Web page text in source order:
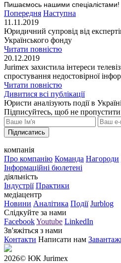
Пишаємось нашими спеціалістами!
Попередня Наступна
11.11.2019
Юридичний супровід від
Українського фонду
Читати повністю
20.12.2019
Jurimex захистила інтереси
спростування недостовірної
Читати повністю
Дивитися всі публікації
Юристи аналізують події в
Підписуйтесь, щоб не
Підписатись
компанія
Про компанію Команда Нагороди
Інформаційні бюлетені
діяльність
Індустрії Практики
медіацентр
Новини Аналітика Події Jurblog
Слідкуйте за нами
FacebookYoutube LinkedIn
Зв'яжіться з нами
Контакти Написати нам
2026© ЮК Jurimex